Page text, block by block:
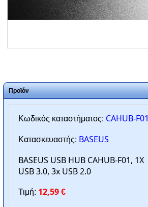
ΕΠΙΚΟΙΝΩΝΙΑ
Προϊόν
Κωδικός καταστήματος: CAHUB-F01
Κατασκευαστής: BASEUS
BASEUS USB HUB CAHUB-F01, 1X
USB 3.0, 3x USB 2.0
Τιμή: 12,59 €